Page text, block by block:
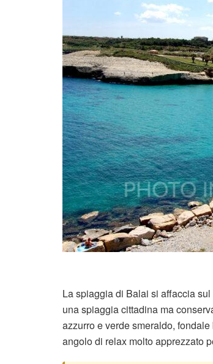
La spiaggia di Balai si affaccia
una spiaggia cittadina ma
azzurro e verde smeraldo,
angolo di relax molto apprezzato